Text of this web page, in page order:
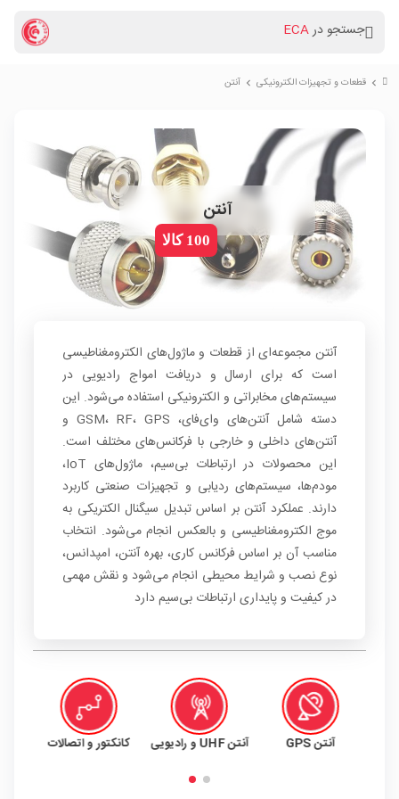
جستجو درECA
chevron_right قطعات و تجهیزات الکترونیکی chevron_right آنتن
آنتن
100 کالا
آنتن مجموعه‌ای از قطعات و ماژول‌های الکترومغناطیسی
است که برای ارسال و دریافت امواج رادیویی در
سیستم‌های مخابراتی و الکترونیکی استفاده می‌شود. این
دسته شامل آنتن‌های وای‌فای، GSM، RF، GPS و
آنتن‌های داخلی و خارجی با فرکانس‌های مختلف است.
این محصولات در ارتباطات بی‌سیم، ماژول‌های IoT،
مودم‌ها، سیستم‌های ردیابی و تجهیزات صنعتی کاربرد
دارند. عملکرد آنتن بر اساس تبدیل سیگنال الکتریکی به
موج الکترومغناطیسی و بالعکس انجام می‌شود. انتخاب
مناسب آن بر اساس فرکانس کاری، بهره آنتن، امپدانس،
نوع نصب و شرایط محیطی انجام می‌شود و نقش مهمی
در کیفیت و پایداری ارتباطات بی‌سیم دارد
آنتن GPS آنتن UHF و رادیویی کانکتور و اتصالات